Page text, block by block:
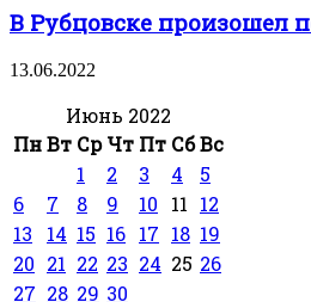
В Рубцовске произошел
13.06.2022
Июнь 2022
ПнВт Ср Чт Пт СбВс
1
2 3 4
5
6
7 8 9 10 11
12
13
14 15 16 17 18 19
20 21 22 23 24 25 26
27 28 29 30